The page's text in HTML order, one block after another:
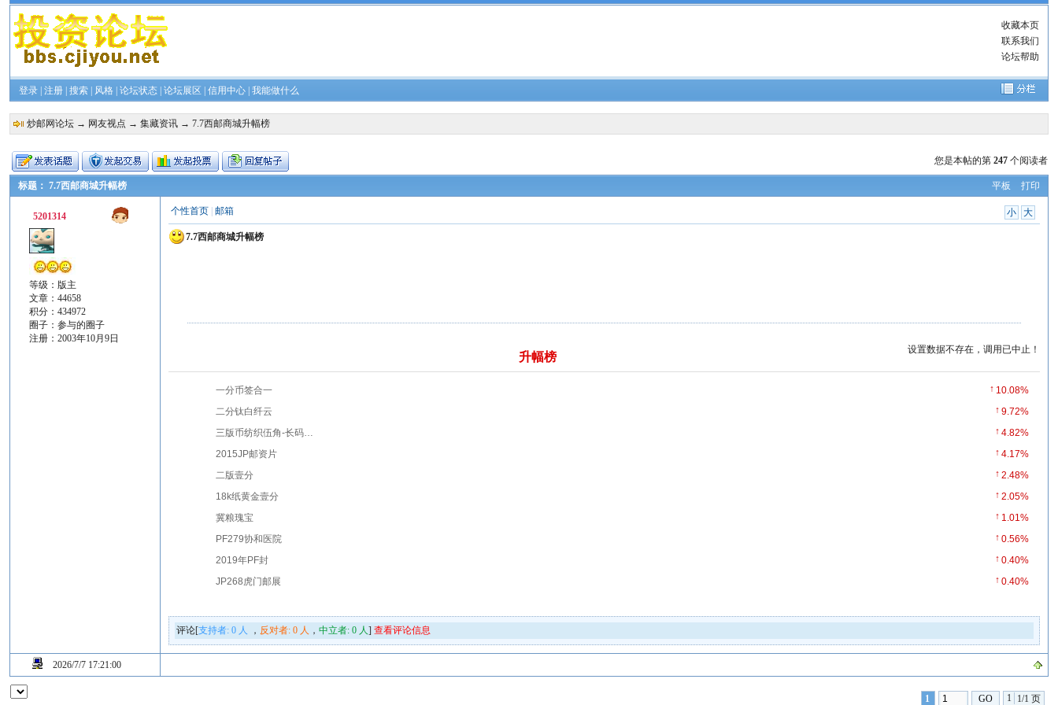
收藏本页
联系我们
论坛帮助
登录 注册 搜索 风格 论坛状态 论坛展区 信用中心 我能做什么
炒邮网论坛 → 网友视点 →集藏资讯 → 7.7西邮商城升幅榜
您是本帖的第 247个阅读者
平板 打印
标题： 7.7西邮商城升幅榜
5201314
等级：版主
文章：44658
积分：434972
圈子：参与的圈子
注册：2003年10月9日
小 大
个性首页 |邮箱
7.7西邮商城升幅榜
设置数据不存在，调用已中止！
升幅榜
一分币签合一 ↑ 10.08%
二分钛白纤云
↑ 9.72%
三版币纺织伍角-长码光辉中国红
↑ 4.82%
2015JP邮资片
↑ 4.17%
二版壹分
↑ 2.48%
18k纸黄金壹分
↑ 2.05%
冀粮瑰宝
↑ 1.01%
PF279协和医院
↑ 0.56%
2019年PF封
↑ 0.40%
JP268虎门邮展
↑ 0.40%
评论[支持者:0 人 ， 反对者:0 人 ，中立者:0 人]查看评论信息
2026/7/7 17:21:00
1 1 1/1 页